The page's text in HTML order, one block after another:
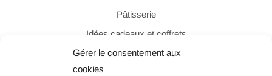
Gérer le consentement aux
cookies
Pâtisserie
Idées cadeaux et coffrets
PAIEMENT SÉCURISÉ